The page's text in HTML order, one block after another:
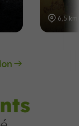
6,5 km